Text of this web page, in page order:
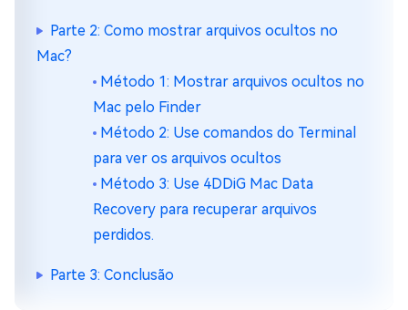
Parte 2: Como mostrar arquivos ocultos no
Mac?
Método 1: Mostrar arquivos ocultos no
Mac pelo Finder
Método 2: Use comandos do Terminal
para ver os arquivos ocultos
Método 3: Use 4DDiG Mac Data
Recovery para recuperar arquivos
perdidos.
Parte 3: Conclusão